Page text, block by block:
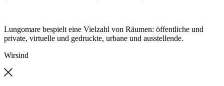
Lungomare bespielt eine Vielzahl von Räumen: öffentliche und
private, virtuelle und gedruckte, urbane und ausstellende.
Wirsind